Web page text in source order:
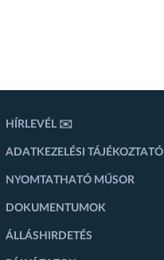
HÍRLEVÉL ✉️
ADATKEZELÉSI TÁJÉKOZTATÓ
NYOMTATHATÓ MŰSOR
DOKUMENTUMOK
ÁLLÁSHIRDETÉS